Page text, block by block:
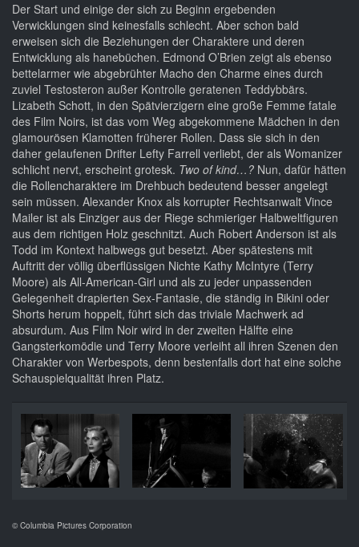
Der Start und einige der sich zu Beginn ergebenden
Verwicklungen sind keinesfalls schlecht. Aber schon bald
erweisen sich die Beziehungen der Charaktere und deren
Entwicklung als hanebüchen. Edmond O’Brien zeigt als ebenso
bettelarmer wie abgebrühter Macho den Charme eines durch
zuviel Testosteron außer Kontrolle geratenen Teddybbärs.
Lizabeth Schott, in den Spätvierzigern eine große Femme fatale
des Film Noirs, ist das vom Weg abgekommene Mädchen in den
glamourösen Klamotten früherer Rollen. Dass sie sich in den
daher gelaufenen Drifter Lefty Farrell verliebt, der als Womanizer
schlicht nervt, erscheint grotesk. Two of kind…? Nun, dafür hätten
die Rollencharaktere im Drehbuch bedeutend besser angelegt
sein müssen. Alexander Knox als korrupter Rechtsanwalt Vince
Mailer ist als Einziger aus der Riege schmieriger Halbweltfiguren
aus dem richtigen Holz geschnitzt. Auch Robert Anderson ist als
Todd im Kontext halbwegs gut besetzt. Aber spätestens mit
Auftritt der völlig überflüssigen Nichte Kathy McIntyre (Terry
Moore) als All-American-Girl und als zu jeder unpassenden
Gelegenheit drapierten Sex-Fantasie, die ständig in Bikini oder
Shorts herum hoppelt, führt sich das triviale Machwerk ad
absurdum. Aus Film Noir wird in der zweiten Hälfte eine
Gangsterkomödie und Terry Moore verleiht all ihren Szenen den
Charakter von Werbespots, denn bestenfalls dort hat eine solche
Schauspielqualität ihren Platz.
© Columbia Pictures Corporation